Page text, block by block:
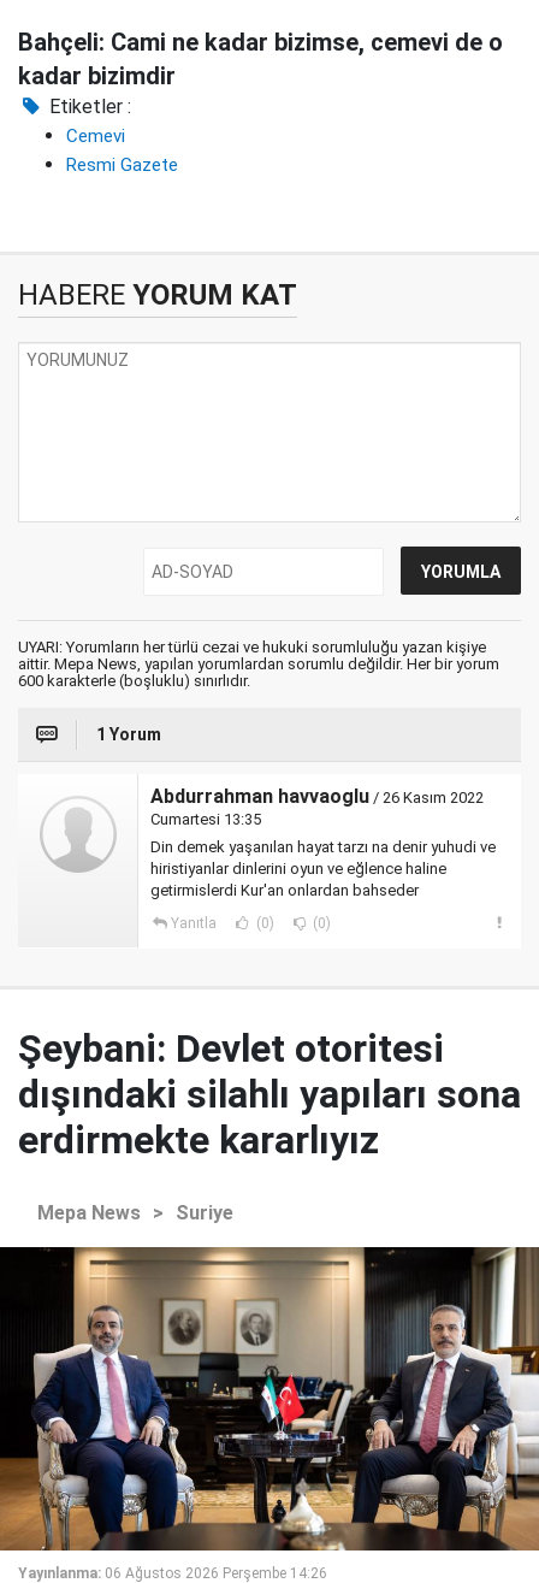
Bahçeli: Cami ne kadar bizimse, cemevi de o
kadar bizimdir
Etiketler :
Cemevi
Resmi Gazete
HABERE YORUM KAT
UYARI: Yorumların her türlü cezai ve hukuki sorumluluğu yazan kişiye
aittir. Mepa News, yapılan yorumlardan sorumlu değildir. Her bir yorum
600 karakterle (boşluklu) sınırlıdır.
1 Yorum
Abdurrahman havvaoglu / 26 Kasım 2022
Cumartesi 13:35
Din demek yaşanılan hayat tarzı na denir yuhudi ve
hiristiyanlar dinlerini oyun ve eğlence haline
getirmislerdi Kur'an onlardan bahseder
Yanıtla (0) (0)
Şeybani: Devlet otoritesi
dışındaki silahlı yapıları sona
erdirmekte kararlıyız
Mepa News > Suriye
Yayınlanma: 06 Ağustos 2026 Perşembe 14:26